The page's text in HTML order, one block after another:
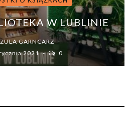
W LUBLINIE
GARNCARZ
2021
0